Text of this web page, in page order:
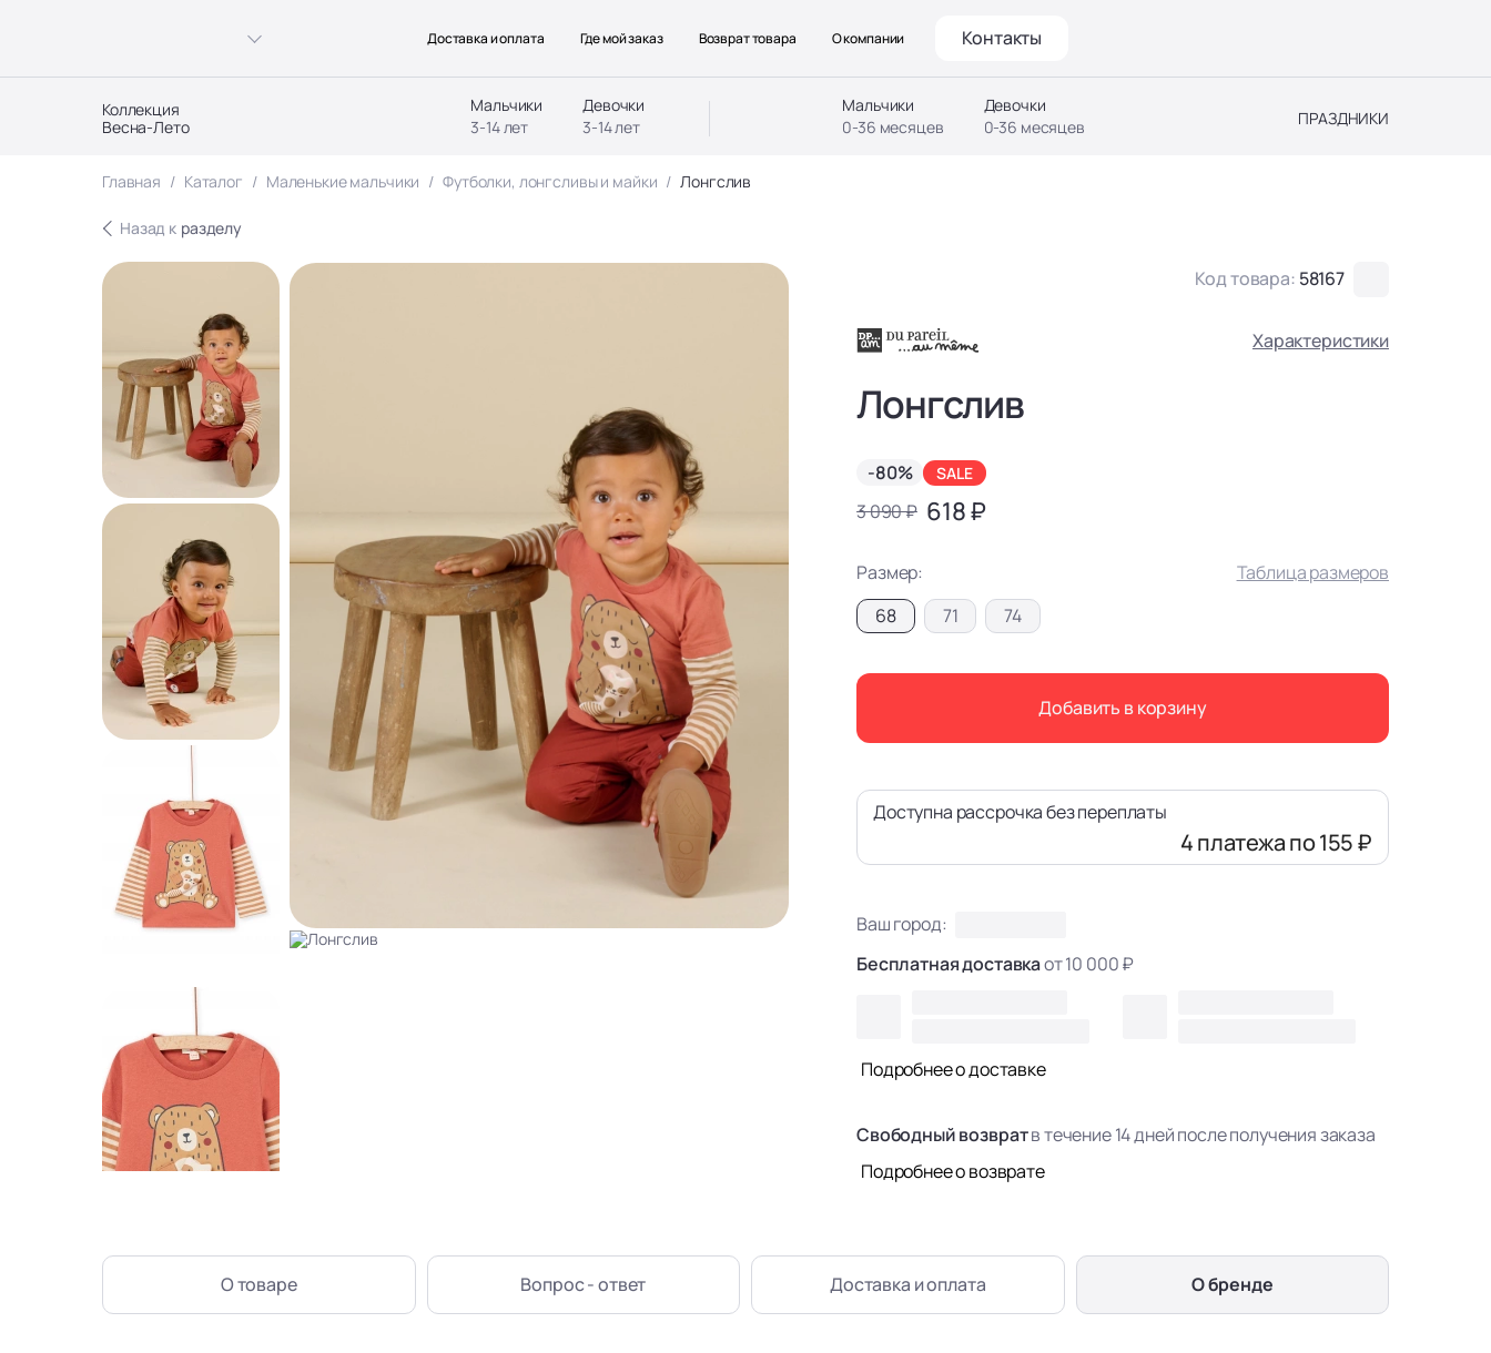
Коллекция
Весна-Лето
Мальчики
3-14 лет
Девочки
3-14 лет
Мальчики
0-36 месяцев
Девочки
0-36 месяцев
ПРАЗДНИКИ
Доставка и оплата Где мой заказ Возврат товара О компании Контакты
Главная Каталог Маленькие мальчики Футболки, лонгсливы и майки Лонгслив
Назад к разделу
Код товара: 58167
Характеристики
Лонгслив
-80% SALE
3 090 ₽ 618 ₽
Размер:
Таблица размеров
68
71 74
Добавить в корзину
Доступна рассрочка без переплаты
4 платежапо 155 ₽
Ваш город:
Бесплатная доставкаот 10 000 ₽
Подробнее о доставке
Свободный возвратв течение 14 дней после получения заказа
Подробнее о возврате
О товаре Вопрос - ответ Доставка и оплата О бренде